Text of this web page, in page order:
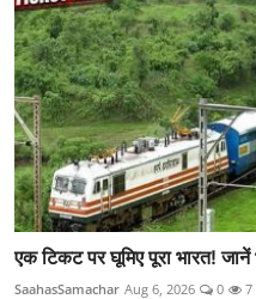
एक टिकट पर घूमिए पूरा भारत!
SaahasSamachar Aug 6, 2026 0 7